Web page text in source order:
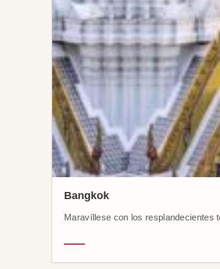
Bangkok
Maravíllese con los resplandecientes